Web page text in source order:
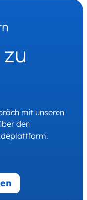
mit unseren
den